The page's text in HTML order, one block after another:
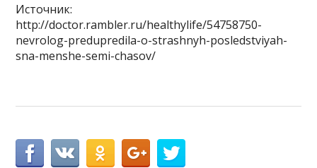
Источник:
http://doctor.rambler.ru/healthylife/54758750-
nevrolog-predupredila-o-strashnyh-posledstviyah-
sna-menshe-semi-chasov/